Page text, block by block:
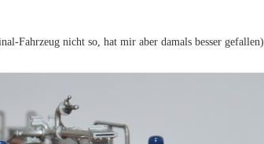
Fahrzeug nicht so, hat mir aber damals besser gefallen)